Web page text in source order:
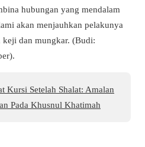
hubungan yang mendalam
akan menjauhkan pelakunya
keji dan mungkar. (Budi:
Kursi Setelah Shalat: Amalan
Pada Khusnul Khatimah